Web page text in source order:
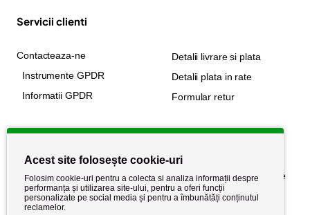
Servicii clienti
Contacteaza-ne
Instrumente GPDR
Informatii GPDR
Detalii livrare si plata
Detalii plata in rate
Formular retur
Despre noi
Stiri si noutati
Politica de confidențialitate
Politica de retur
Acest site folosește cookie-uri
Folosim cookie-uri pentru a colecta si analiza informații despre
performanța și utilizarea site-ului, pentru a oferi funcții
personalizate pe social media și pentru a îmbunătăți conținutul
reclamelor.